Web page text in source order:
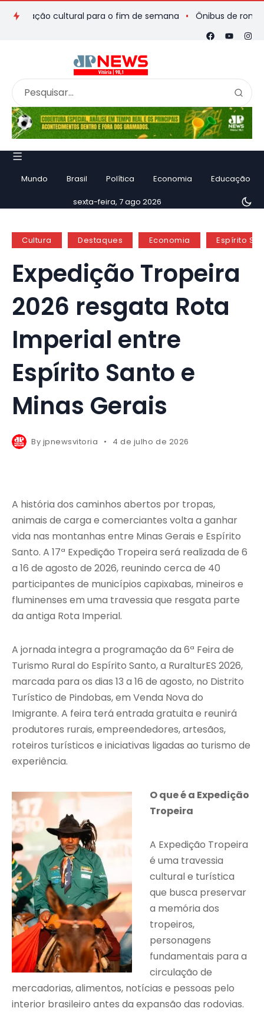
cultural para o fim de semana Ônibus de romeiros
Mundo Brasil Política Economia Educação
sexta-feira, 7 ago 2026
Cultura Destaques Economia Espírito
Expedição Tropeira
2026 resgata Rota
Imperial entre
Espírito Santo e
Minas Gerais
By jpnewsvitoria 4 de julho de 2026
A história dos caminhos abertos por tropas,
animais de carga e comerciantes volta a ganhar
vida nas montanhas entre Minas Gerais e Espírito
Santo. A 17ª Expedição Tropeira será realizada de 6
a 16 de agosto de 2026, reunindo cerca de 40
participantes de municípios capixabas, mineiros e
fluminenses em uma travessia que resgata parte
da antiga Rota Imperial.
A jornada integra a programação da 6ª Feira de
Turismo Rural do Espírito Santo, a RuralturES 2026,
marcada para os dias 13 a 16 de agosto, no Distrito
Turístico de Pindobas, em Venda Nova do
Imigrante. A feira terá entrada gratuita e reunirá
produtores rurais, empreendedores, artesãos,
roteiros turísticos e iniciativas ligadas ao turismo de
experiência.
O que é a Expedição
Tropeira
A Expedição Tropeira
é uma travessia
cultural e turística
que busca preservar
a memória dos
tropeiros,
personagens
fundamentais para a
circulação de
mercadorias, alimentos, notícias e pessoas pelo
interior brasileiro antes da expansão das rodovias.